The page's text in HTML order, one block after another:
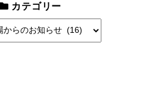
カテゴリー